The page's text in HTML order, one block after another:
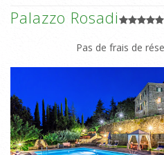
Palazzo Rosadi
Pas de frais de